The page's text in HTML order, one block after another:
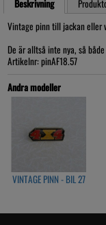
Beskrivning
Vintage pinn till jackan eller
De är alltså inte nya, så
Artikelnr: pinAF18.57
Andra modeller
VINTAGE PINN - BIL 27